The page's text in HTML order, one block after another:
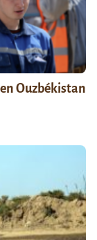
Ouzbékistan